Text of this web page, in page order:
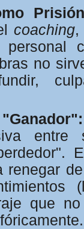
coaching,
no
entre
renegar
que